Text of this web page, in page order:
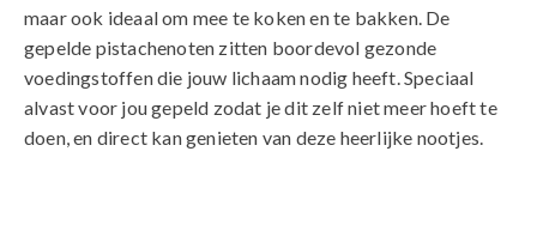
maar ook ideaal om mee te koken en te bakken. De
gepelde pistachenoten zitten boordevol gezonde
voedingstoffen die jouw lichaam nodig heeft. Speciaal
alvast voor jou gepeld zodat je dit zelf niet meer hoeft te
doen, en direct kan genieten van deze heerlijke nootjes.